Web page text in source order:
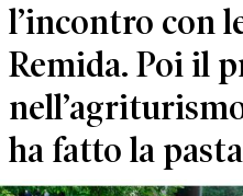
l’incontro con
Remida. Poi il
ha fatto la pasta